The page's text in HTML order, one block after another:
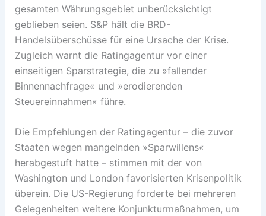
gesamten Währungsgebiet unberücksichtigt
geblieben seien. S&P hält die BRD-
Handelsüberschüsse für eine Ursache der Krise.
Zugleich warnt die Ratingagentur vor einer
einseitigen Sparstrategie, die zu »fallender
Binnennachfrage« und »erodierenden
Steuereinnahmen« führe.
Die Empfehlungen der Ratingagentur – die zuvor
Staaten wegen mangelnden »Sparwillens«
herabgestuft hatte – stimmen mit der von
Washington und London favorisierten Krisenpolitik
überein. Die US-Regierung forderte bei mehreren
Gelegenheiten weitere Konjunkturmaßnahmen, um